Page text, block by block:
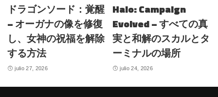
ドラゴンソード：覚醒
– オーガナの像を修復
し、女神の祝福を解除
する方法
julio 27, 2026
Halo: Campaign
Evolved – すべての真
実と和解のスカルとタ
ーミナルの場所
julio 24, 2026